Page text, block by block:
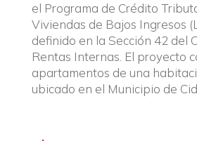
el Programa de Crédito
Viviendas de Bajos Ingresos
definido en la Sección 42 del
Rentas Internas. El proyecto
apartamentos de una
ubicado en el Municipio de